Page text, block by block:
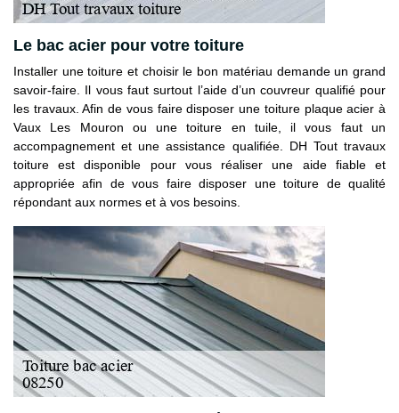
Le bac acier pour votre toiture
Installer une toiture et choisir le bon matériau demande un grand
savoir-faire. Il vous faut surtout l’aide d’un couvreur qualifié pour
les travaux. Afin de vous faire disposer une toiture plaque acier à
Vaux Les Mouron ou une toiture en tuile, il vous faut un
accompagnement et une assistance qualifiée. DH Tout travaux
toiture est disponible pour vous réaliser une aide fiable et
appropriée afin de vous faire disposer une toiture de qualité
répondant aux normes et à vos besoins.